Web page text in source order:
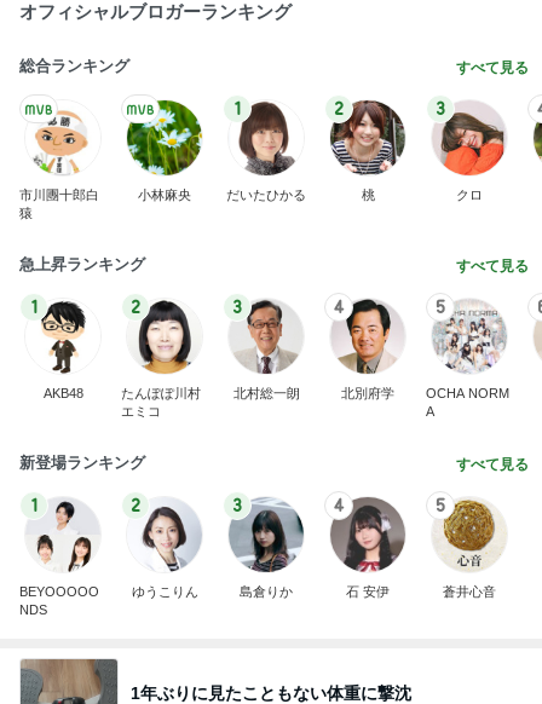
オフィシャルブロガーランキング
総合ランキング すべて見る
市川團十郎白
猿
小林麻央
1
だいたひかる
2
桃
3
クロ
急上昇ランキング すべて見る
1
AKB48
2
たんぽぽ川村
エミコ
3
北村総一朗
4
北別府学
5
OCHA NORM
A
新登場ランキング すべて見る
1
BEYOOOOO
NDS
2
ゆうこりん
3
島倉りか
4
石 安伊
5
蒼井心音
1年ぶりに見たこともない体重に撃沈